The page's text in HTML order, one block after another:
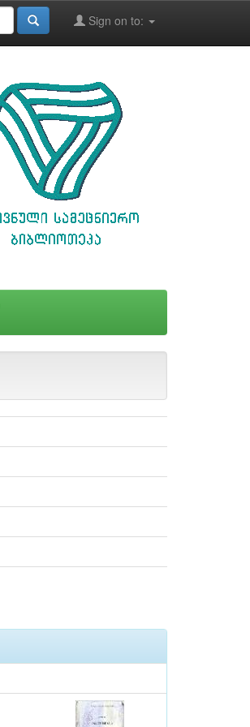
Sign on to: